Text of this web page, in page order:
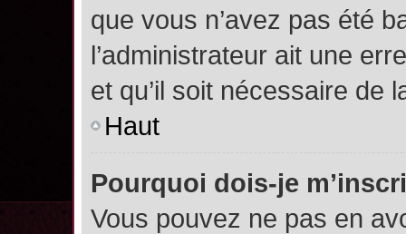
que vous n’avez pas été
l’administrateur ait une
et qu’il soit nécessaire de
Haut
Pourquoi dois-je
Vous pouvez ne pas en